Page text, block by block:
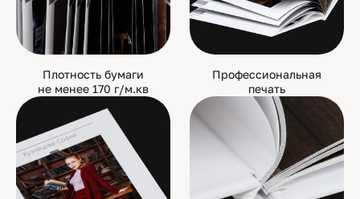
Плотность бумаги
не менее 170 г/м.кв
Профессиональная
печать